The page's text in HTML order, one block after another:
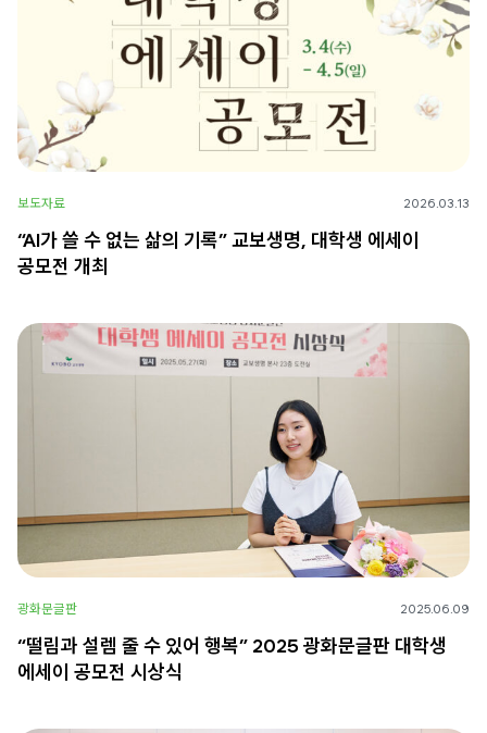
보도자료 2026.03.13
“AI가 쓸 수 없는 삶의 기록” 교보생명, 대학생 에세이
공모전 개최
광화문글판 2025.06.09
“떨림과 설렘 줄 수 있어 행복” 2025 광화문글판 대학생
에세이 공모전 시상식